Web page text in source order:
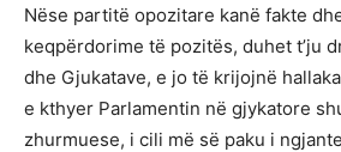
Nëse partitë opozitare kanë fakte
keqpërdorime të pozitës, duhet t’ju
dhe Gjukatave, e jo të krijojnë
e kthyer Parlamentin në gjykatore
zhurmuese, i cili më së paku i